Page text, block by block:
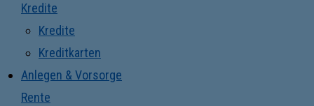
Kredite
Kredite
Kreditkarten
Anlegen & Vorsorge
Rente